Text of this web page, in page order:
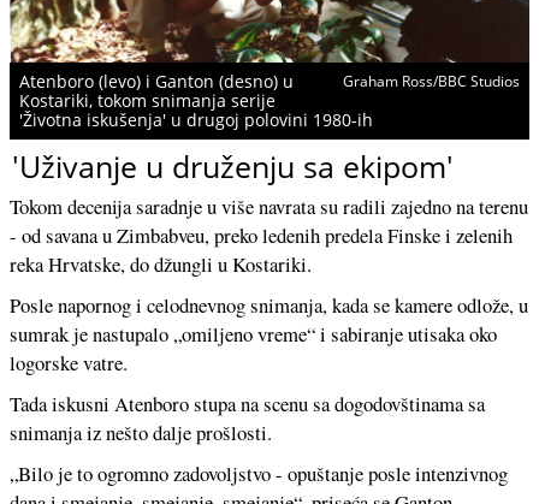
Graham Ross/BBC Studios
Atenboro (levo) i Ganton (desno) u
Kostariki, tokom snimanja serije
'Životna iskušenja' u drugoj polovini 1980-ih
'Uživanje u druženju sa ekipom'
Tokom decenija saradnje u više navrata su radili zajedno na terenu
- od savana u Zimbabveu, preko ledenih predela Finske i zelenih
reka Hrvatske, do džungli u Kostariki.
Posle napornog i celodnevnog snimanja, kada se kamere odlože, u
sumrak je nastupalo „omiljeno vreme“ i sabiranje utisaka oko
logorske vatre.
Tada iskusni Atenboro stupa na scenu sa dogodovštinama sa
snimanja iz nešto dalje prošlosti.
„Bilo je to ogromno zadovoljstvo - opuštanje posle intenzivnog